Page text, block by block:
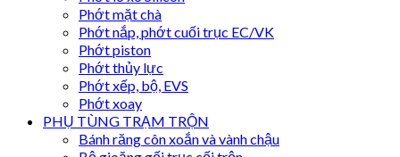
Phớt mặt chà
Phớt nắp, phớt cuối trục EC/VK
Phớt piston
Phớt thủy lực
Phớt xếp, bộ, EVS
Phớt xoay
PHỤ TÙNG TRẠM TRỘN
Bánh răng côn xoắn và vành chậu